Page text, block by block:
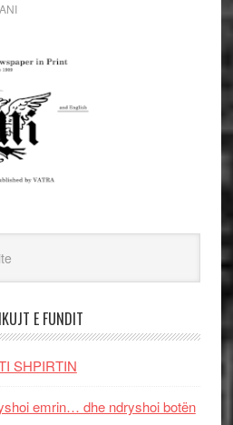
E FUNDIT
SHPIRTIN
emrin… dhe ndryshoi botën